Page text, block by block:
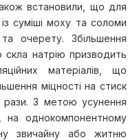
встановили, що для
із суміші моху та соломи
очерету. Збільшення
скла натрію призводить
матеріалів, що
міцності на стиск
З метою усунення
на однокомпонентному
звичайну або житню